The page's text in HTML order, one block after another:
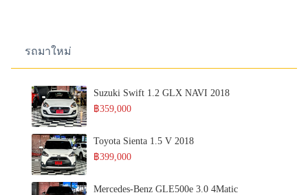
รถมาใหม่
Suzuki Swift 1.2 GLX NAVI 2018
฿359,000
Toyota Sienta 1.5 V 2018
฿399,000
Mercedes-Benz GLE500e 3.0 4Matic